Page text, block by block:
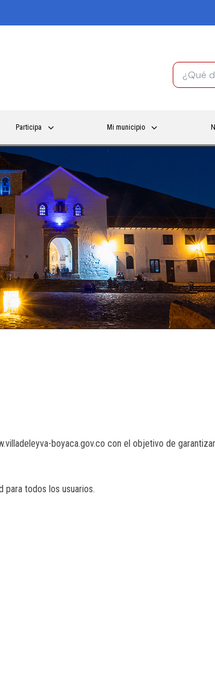
Participa Mi municipio
boyaca.gov.co con el objetivo de
para todos los usuarios.